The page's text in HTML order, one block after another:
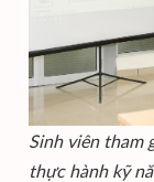
Sinh viên tham
thực hành kỹ